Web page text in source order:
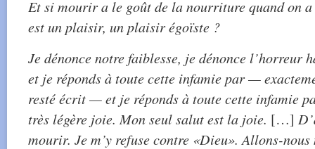
Et si mourir a le goût de la nourriture quand on
est un plaisir, un plaisir égoïste ?
Je dénonce notre faiblesse, je dénonce
et je réponds à toute cette infamie par —
resté écrit — et je réponds à toute cette infamie
très légère joie. Mon seul salut est la joie. […]
mourir. Je m’y refuse contre «Dieu». Allons-